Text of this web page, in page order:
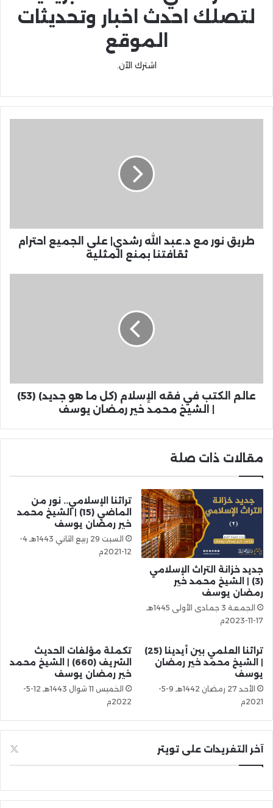
لتصلك احدث اخبار وتحديثات
الموقع
اشترك الآن.
طريق نور مع د.عبد الله رشدي| على الجميع احترام
ثقافتنا بمنع المثلية
عالم الكتب في فقه الإسلام (كل ما هو جديد) (53)
| الشيخ محمد خير رمضان يوسف
مقالات ذات صلة
جديد خزانة التراث الإسلامي
(3) | الشيخ محمد خير
رمضان يوسف
الجمعة 3 جمادى الأولى 1445هـ
17-11-2023م
تراثنا الإسلامي.. نور من
الماضي (15) | الشيخ محمد
خير رمضان يوسف
السبت 29 ربيع الثاني 1443هـ 4-
12-2021م
تراثنا العلمي بين أيدينا (25)
| الشيخ محمد خير رمضان
يوسف
الأحد 27 رمضان 1442هـ 9-5-
2021م
تكملة مؤلفات الحديث
الشريف (660) | الشيخ محمد
خير رمضان يوسف
الخميس 11 شوال 1443هـ 12-5-
2022م
آخر التغريدات على تويتر